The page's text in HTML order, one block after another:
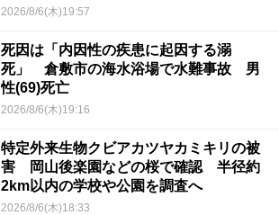
2026/8/6(木)19:57
死因は「内因性の疾患に起因する溺
死」 倉敷市の海水浴場で水難事故 男
性(69)死亡
2026/8/6(木)19:16
特定外来生物クビアカツヤカミキリの被
害 岡山後楽園などの桜で確認 半径約
2km以内の学校や公園を調査へ
2026/8/6(木)18:33